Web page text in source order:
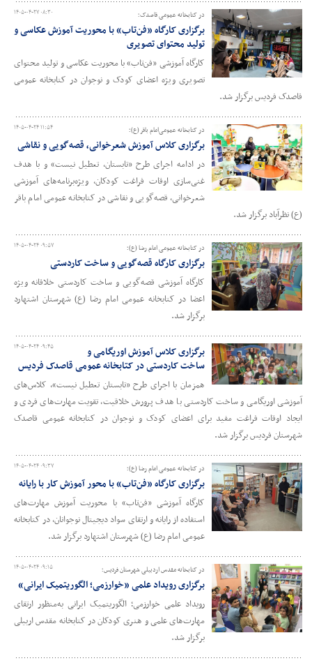
۱۴۰۵-۰۴-۲۷ ۰۸:۳۰ در کتابخانه عمومی قاصدک؛
برگزاری کارگاه «فن‌تاب» با محوریت آموزش عکاسی و
تولید محتوای تصویری
کارگاه آموزشی «فن‌تاب» با محوریت عکاسی و تولید محتوای
تصویری ویژه اعضای کودک و نوجوان در کتابخانه عمومی
قاصدک فردیس برگزار شد.
۱۴۰۵-۰۴-۲۴ ۱۱:۵۴ در کتابخانه‌ عمومی‌امام ‌باقر (ع)؛
برگزاری کلاس آموزش شعرخوانی، قصه‌گویی و نقاشی
در ادامه اجرای طرح «تابستان، تعطیل نیست» و با هدف
غنی‌سازی اوقات فراغت کودکان، ویژه‌برنامه‌های آموزشی
شعرخوانی، قصه‌گویی و نقاشی در کتابخانه‌ عمومی‌ امام‌ باقر
(ع) نظرآباد برگزار شد.
۱۴۰۵-۰۴-۲۴ ۰۹:۵۷ در کتابخانه عمومی امام‌ رضا (ع)؛
برگزاری کارگاه قصه‌گویی و ساخت کاردستی
کارگاه آموزشی قصه‌گویی و ساخت کاردستی خلاقانه ویژه
اعضا در کتابخانه عمومی امام‌ رضا (ع) شهرستان اشتهارد
برگزار شد.
۱۴۰۵-۰۴-۲۴ ۰۹:۴۵
برگزاری کلاس‌ آموزش اوریگامی و
ساخت کاردستی در کتابخانه عمومی قاصدک فردیس
همزمان با اجرای طرح «تابستان تعطیل نیست»، کلاس‌های
آموزشی اوریگامی و ساخت کاردستی با هدف پرورش خلاقیت، تقویت مهارت‌های فردی و
ایجاد اوقات فراغت مفید برای اعضای کودک و نوجوان در کتابخانه عمومی قاصدک
شهرستان فردیس برگزار شد.
۱۴۰۵-۰۴-۲۴ ۰۹:۳۷ در کتابخانه‌ عمومی امام‌ رضا (ع)؛
برگزاری کارگاه «فن‌تاب» با محور آموزش کار با رایانه
کارگاه آموزشی «فن‌تاب» با محوریت آموزش مهارت‌های
استفاده از رایانه و ارتقای سواد دیجیتال نوجوانان، در کتابخانه‌
عمومی امام‌ رضا (ع) شهرستان اشتهارد برگزار شد.
۱۴۰۵-۰۴-۲۴ ۰۹:۱۵ در کتابخانه مقدس‌ اردبیلی شهرستان فردیس؛
برگزاری رویداد علمی «خوارزمی؛ الگوریتمیک ایرانی»
رویداد علمی خوارزمی؛ الگوریتمیک ایرانی به‌منظور ارتقای
مهارت‌های علمی و هنری کودکان در کتابخانه مقدس اربیلی
برگزار شد.